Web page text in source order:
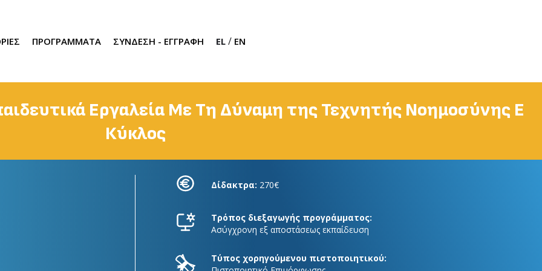
ΠΡΟΓΡΑΜΜΑΤΑ ΣΥΝΔΕΣΗ - ΕΓΓΡΑΦΗ EL / EN
Εργαλεία Με Τη Δύναμη της Τεχνητής Νοημοσύνης Ε
Κύκλος
Δίδακτρα: 270€
Τρόπος διεξαγωγής προγράμματος:
Ασύγχρονη εξ αποστάσεως εκπαίδευση
Τύπος χορηγούμενου πιστοποιητικού: